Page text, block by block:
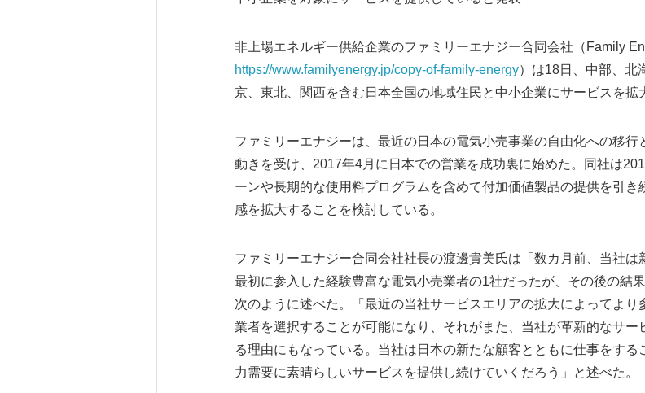
非上場エネルギー供給企業のファミリーエナジー合同会社（Family
https://www.familyenergy.jp/copy-of-family-energy）は18日、中部、北
京、東北、関西を含む日本全国の地域住民と中小企業にサービスを拡
ファミリーエナジーは、最近の日本の電気小売事業の自由化への移行
動きを受け、2017年4月に日本での営業を成功裏に始めた。同社は
ーンや長期的な使用料プログラムを含めて付加価値製品の提供を引
感を拡大することを検討している。
ファミリーエナジー合同会社社長の渡邊貴美氏は「数カ月前、当社
最初に参入した経験豊富な電気小売業者の1社だったが、その後の結
次のように述べた。「最近の当社サービスエリアの拡大によってよ
業者を選択することが可能になり、それがまた、当社が革新的なサ
る理由にもなっている。当社は日本の新たな顧客とともに仕事をす
力需要に素晴らしいサービスを提供し続けていくだろう」と述べた。